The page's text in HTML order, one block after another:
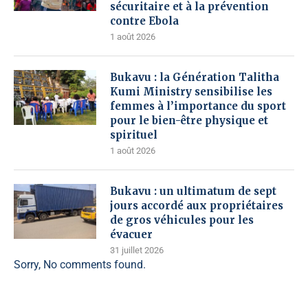
sécuritaire et à la prévention
contre Ebola
1 août 2026
Bukavu : la Génération Talitha
Kumi Ministry sensibilise les
femmes à l’importance du sport
pour le bien-être physique et
spirituel
1 août 2026
Bukavu : un ultimatum de sept
jours accordé aux propriétaires
de gros véhicules pour les
évacuer
31 juillet 2026
Sorry, No comments found.